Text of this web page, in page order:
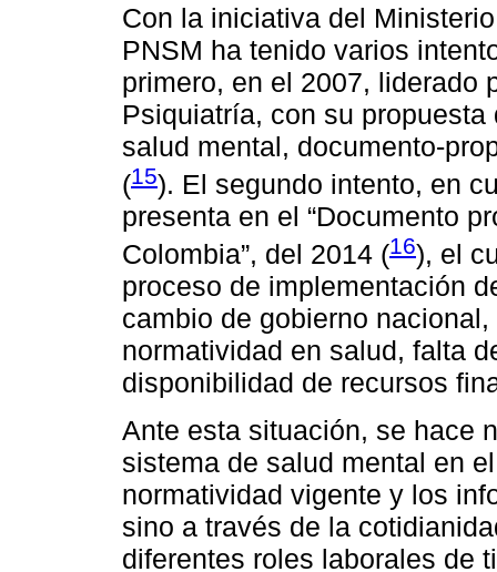
Con la iniciativa del
PNSM ha tenido varios
primero, en el 2007, liderado
Psiquiatría, con su
salud mental, documento-
(15). El segundo intento, en
presenta en el “Documento
Colombia”, del 2014 (16), el
proceso de implementación
cambio de gobierno
normatividad en salud, falta
disponibilidad de recursos
Ante esta situación, se hace
sistema de salud mental en
normatividad vigente y los
sino a través de la
diferentes roles laborales de